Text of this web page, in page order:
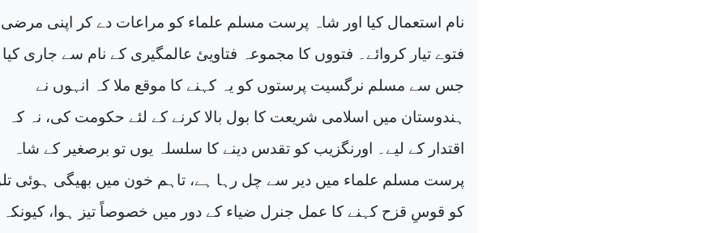
نام استعمال کیا اور شاہ پرست مسلم علماء کو مراعات دے کر اپنی
فتوے تیار کروائے۔ فتووں کا مجموعہ فتاویئ عالمگیری کے نام سے جاری کیا
جس سے مسلم نرگسیت پرستوں کو یہ کہنے کا موقع ملا کہ انہوں نے
ہندوستان میں اسلامی شریعت کا بول بالا کرنے کے لئے حکومت کی، نہ کہ
اقتدار کے لیے۔ اورنگزیب کو تقدس دینے کا سلسلہ یوں تو برصغیر کے شاہ
پرست مسلم علماء میں دیر سے چل رہا ہے، تاہم خون میں بھیگی ہوئی
کو قوسِ قزح کہنے کا عمل جنرل ضیاء کے دور میں خصوصاً تیز ہوا، کیونکہ